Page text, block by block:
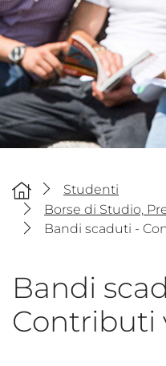
Studenti
Borse di Studio,
Bandi scaduti -
Bandi
Contributi